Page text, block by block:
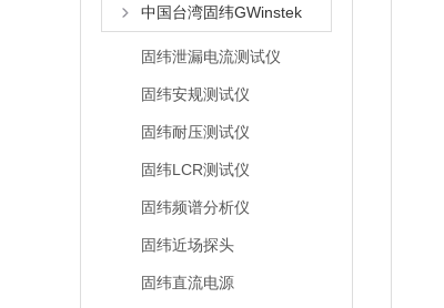
中国台湾固纬GWinstek
固纬泄漏电流测试仪
固纬安规测试仪
固纬耐压测试仪
固纬LCR测试仪
固纬频谱分析仪
固纬近场探头
固纬直流电源